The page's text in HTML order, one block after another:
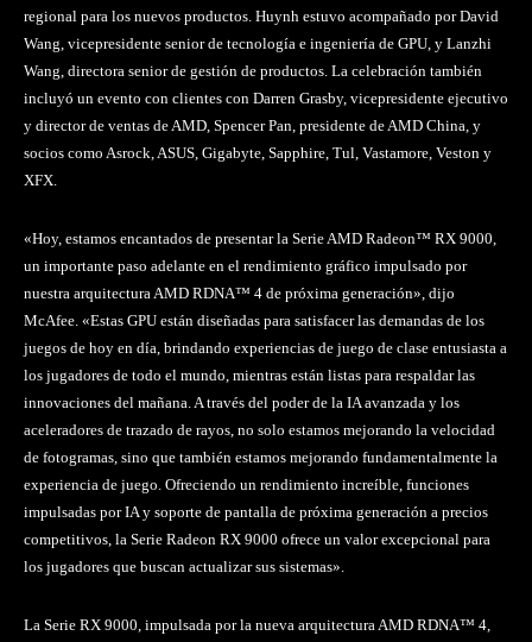
regional para los nuevos productos. Huynh estuvo acompañado por David
Wang, vicepresidente senior de tecnología e ingeniería de GPU, y Lanzhi
Wang, directora senior de gestión de productos. La celebración también
incluyó un evento con clientes con Darren Grasby, vicepresidente ejecutivo
y director de ventas de AMD, Spencer Pan, presidente de AMD China, y
socios como Asrock, ASUS, Gigabyte, Sapphire, Tul, Vastamore, Veston y
XFX.
«Hoy, estamos encantados de presentar la Serie AMD Radeon™ RX 9000,
un importante paso adelante en el rendimiento gráfico impulsado por
nuestra arquitectura AMD RDNA™ 4 de próxima generación», dijo
McAfee. «Estas GPU están diseñadas para satisfacer las demandas de los
juegos de hoy en día, brindando experiencias de juego de clase entusiasta a
los jugadores de todo el mundo, mientras están listas para respaldar las
innovaciones del mañana. A través del poder de la IA avanzada y los
aceleradores de trazado de rayos, no solo estamos mejorando la velocidad
de fotogramas, sino que también estamos mejorando fundamentalmente la
experiencia de juego. Ofreciendo un rendimiento increíble, funciones
impulsadas por IA y soporte de pantalla de próxima generación a precios
competitivos, la Serie Radeon RX 9000 ofrece un valor excepcional para
los jugadores que buscan actualizar sus sistemas».
La Serie RX 9000, impulsada por la nueva arquitectura AMD RDNA™ 4,